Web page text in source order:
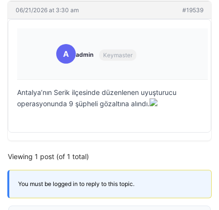
06/21/2026 at 3:30 am #19539
A admin Keymaster
Antalya’nın Serik ilçesinde düzenlenen uyuşturucu
operasyonunda 9 şüpheli gözaltına alındı.
Viewing 1 post (of 1 total)
You must be logged in to reply to this topic.